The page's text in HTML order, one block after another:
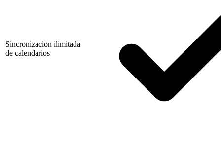
Sincronizacion ilimitada
de calendarios